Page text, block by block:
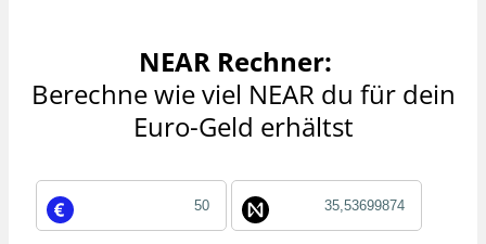
NEAR Rechner:
Berechne wie viel NEAR du für dein
Euro-Geld erhältst